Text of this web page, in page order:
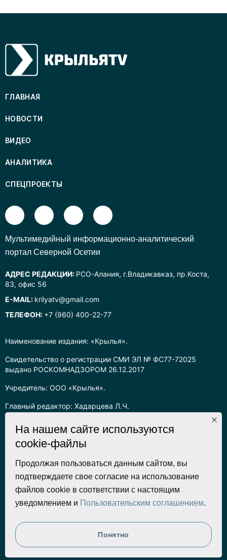
Наименование издания: «Крылья».
Свидетельство о регистрации СМИ ЭЛ № ФС77-72025
выдано РОСКОМНАДЗОРОМ 26.12.2017
Учредитель: ООО «Крылья».
Главный редактор: Хадарцева Л.Ч.
Информация на сайте предназначена для лиц старше 16 лет.
Все права на любые материалы, опубликованные на сайте,
защищены в соответствии с российским законодательством
об интеллектуальной собственности. Любое использование
текстовых, фото, аудио и видеоматериалов возможно только
с согласия правообладателя (ООО «Крылья») и при строгом
наличии ссылки на ресурс. Для сетевых ресурсов –
гиперссылка.
Разработка сайта
ГЛАВНАЯ
НОВОСТИ
ВИДЕО
АНАЛИТИКА
СПЕЦПРОЕКТЫ
Mультимедийный информационно-аналитический
портал Северной Осетии
АДРЕС РЕДАКЦИИ: РСО-Алания, г.Владикавказ, пр.Коста,
83, офис 56
E-MAIL: krilyatv@gmail.com
ТЕЛЕФОН: +7 (960) 400-22-77
На нашем сайте используются
cookie-файлы
Продолжая пользоваться данным сайтом, вы
подтверждаете свое согласие на использование
файлов cookie в соответствии с настоящим
уведомлением и Пользовательским соглашением.
Понятно